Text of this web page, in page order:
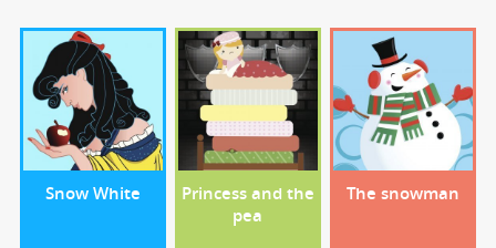
Snow White
Princess and the
pea
The snowman